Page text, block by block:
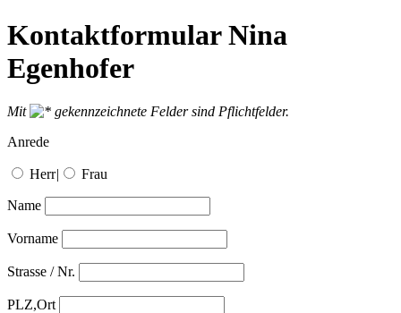
Kontaktformular Nina
Egenhofer
Mit
gekennzeichnete Felder sind Pflichtfelder.
Anrede
Herr| Frau
Name
Vorname
Strasse / Nr.
PLZ,Ort